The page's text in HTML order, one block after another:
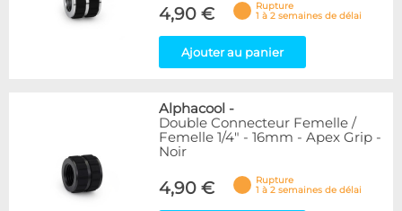
4,90 €
Rupture
1 à 2 semaines de délai
Ajouter au panier
Alphacool -
Double Connecteur Femelle /
Femelle 1/4" - 16mm - Apex Grip -
Noir
4,90 €
Rupture
1 à 2 semaines de délai